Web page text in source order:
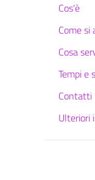
Cos'è
Come si
Cosa
Tempi e
Contatti
Ulteriori